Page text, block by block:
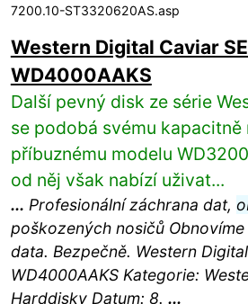
7200.10-ST3320620AS.asp
Western Digital Caviar
WD4000AAKS
Další pevný disk ze série
se podobá svému kapacitně
příbuznému modelu
od něj však nabízí uživat...
... Profesionální záchrana dat,
poškozených nosičů
data. Bezpečně. Western
WD4000AAKS Kategorie:
Harddisky Datum: 8. ...